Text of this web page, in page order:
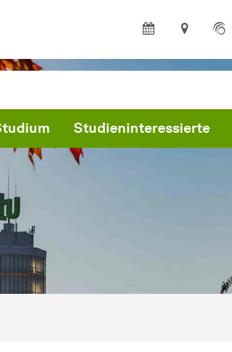
Studieninteressierte